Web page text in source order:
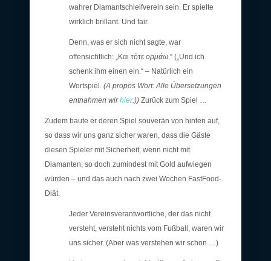
wahrer Diamantschleifverein sein. Er spielte
wirklich brillant. Und fair.
Denn, was er sich nicht sagte, war
offensichtlich: „Και τότε ορμάω.“ („Und ich
schenk ihm einen ein.“ – Natürlich ein
Wortspiel. (A propos Wort: Alle Übersetzungen
entnahmen wirhier.)) Zurück zum Spiel …
Zudem baute er deren Spiel souverän von hinten auf,
so dass wir uns ganz sicher waren, dass die Gäste
diesen Spieler mit Sicherheit, wenn nicht mit
Diamanten, so doch zumindest mit Gold aufwiegen
würden – und das auch nach zwei Wochen FastFood-
Diät.
Jeder Vereinsverantwortliche, der das nicht
versteht, versteht nichts vom Fußball, waren wir
uns sicher. (Aber was verstehen wir schon …)